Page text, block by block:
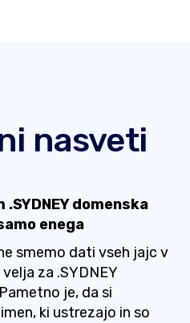
nasveti
domenska
enega
smemo dati vseh jajc v
za .SYDNEY
je, da si
ki ustrezajo in so